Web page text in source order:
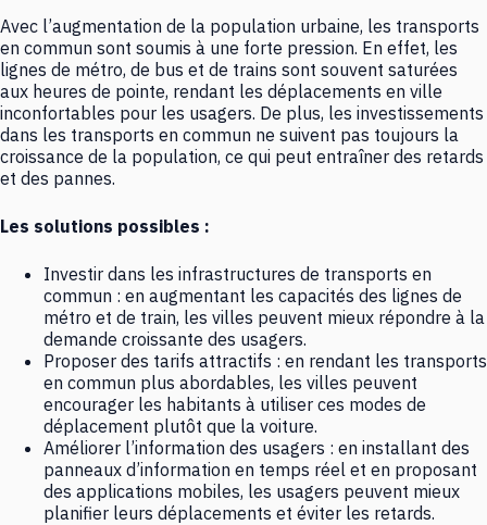
Avec l’augmentation de la population urbaine, les transports
en commun sont soumis à une forte pression. En effet, les
lignes de métro, de bus et de trains sont souvent saturées
aux heures de pointe, rendant les déplacements en ville
inconfortables pour les usagers. De plus, les investissements
dans les transports en commun ne suivent pas toujours la
croissance de la population, ce qui peut entraîner des retards
et des pannes.
Les solutions possibles :
Investir dans les infrastructures de transports en
commun : en augmentant les capacités des lignes de
métro et de train, les villes peuvent mieux répondre à la
demande croissante des usagers.
Proposer des tarifs attractifs : en rendant les transports
en commun plus abordables, les villes peuvent
encourager les habitants à utiliser ces modes de
déplacement plutôt que la voiture.
Améliorer l’information des usagers : en installant des
panneaux d’information en temps réel et en proposant
des applications mobiles, les usagers peuvent mieux
planifier leurs déplacements et éviter les retards.